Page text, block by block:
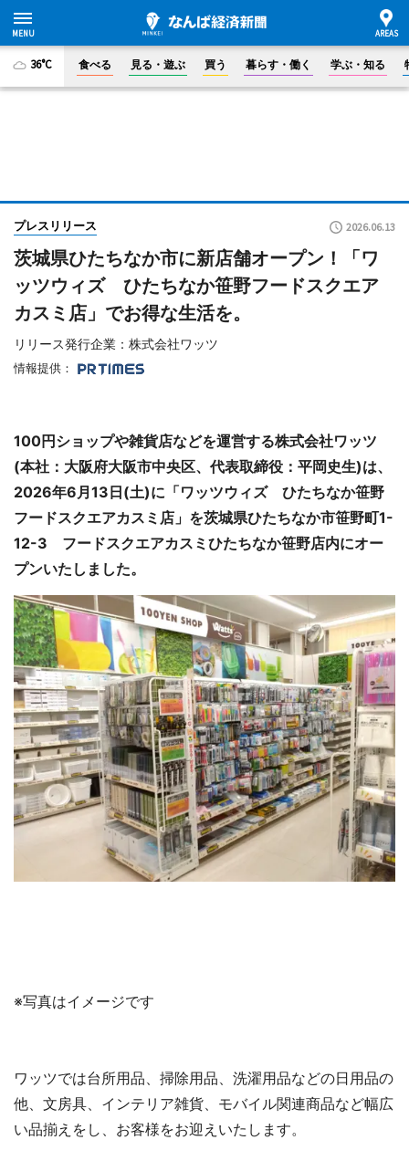
36°C 食べる 見る・遊ぶ 買う 暮らす・働く 学ぶ・知る
プレスリリース 2026.06.13
茨城県ひたちなか市に新店舗オープン！「ワ
ッツウィズ ひたちなか笹野フードスクエア
カスミ店」でお得な生活を。
リリース発行企業：株式会社ワッツ
情報提供：
100円ショップや雑貨店などを運営する株式会社ワッツ
(本社：大阪府大阪市中央区、代表取締役：平岡史生)は、
2026年6月13日(土)に「ワッツウィズ ひたちなか笹野
フードスクエアカスミ店」を茨城県ひたちなか市笹野町1-
12-3 フードスクエアカスミひたちなか笹野店内にオー
プンいたしました。
※写真はイメージです
ワッツでは台所用品、掃除用品、洗濯用品などの日用品の
他、文房具、インテリア雑貨、モバイル関連商品など幅広
い品揃えをし、お客様をお迎えいたします。